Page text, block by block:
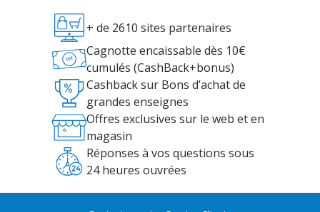
+ de 2610 sites partenaires
Cagnotte encaissable dès 10€
cumulés (CashBack+bonus)
Cashback sur Bons d’achat de
grandes enseignes
Offres exclusives sur le web et en
magasin
Réponses à vos questions sous
24 heures ouvrées